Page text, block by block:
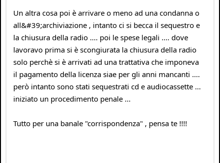
Un altra cosa poi è arrivare o meno ad una condanna o
all&#39;archiviazione , intanto ci si becca il sequestro e
la chiusura della radio .... poi le spese legali .... dove
lavoravo prima si è scongiurata la chiusura della radio
solo perchè si è arrivati ad una trattativa che imponeva
il pagamento della licenza siae per gli anni mancanti ....
però intanto sono stati sequestrati cd e audiocassette ...
iniziato un procedimento penale ...
Tutto per una banale "corrispondenza" , pensa te !!!!